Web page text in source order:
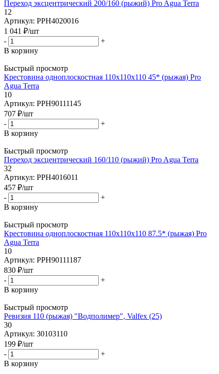
Переход эксцентрический 200/160 (рыжий) Pro Agua Terra
12
Артикул: PPH4020016
1 041 ₽/шт
-
+
В корзину
Быстрый просмотр
Крестовина одноплоскостная 110х110х110 45* (рыжая) Pro
Agua Terra
10
Артикул: PPH90111145
707 ₽/шт
-
+
В корзину
Быстрый просмотр
Переход эксцентрический 160/110 (рыжий) Pro Agua Terra
32
Артикул: PPH4016011
457 ₽/шт
-
+
В корзину
Быстрый просмотр
Крестовина одноплоскостная 110х110х110 87.5* (рыжая) Pro
Agua Terra
10
Артикул: PPH90111187
830 ₽/шт
-
+
В корзину
Быстрый просмотр
Ревизия 110 (рыжая) "Водполимер", Valfex (25)
30
Артикул: 30103110
199 ₽/шт
-
+
В корзину